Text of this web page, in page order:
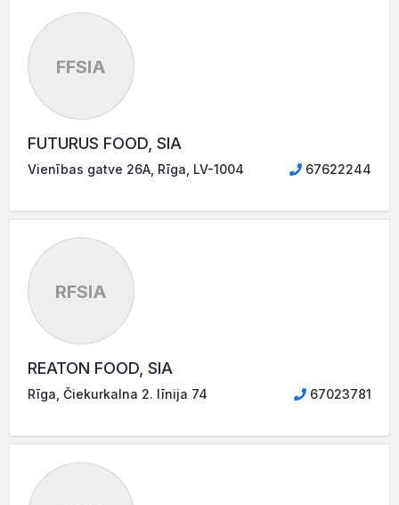
FFSIA
FUTURUS FOOD, SIA
Vienības gatve 26A, Rīga, LV-1004 67622244
RFSIA
REATON FOOD, SIA
Rīga, Čiekurkalna 2. līnija 74 67023781